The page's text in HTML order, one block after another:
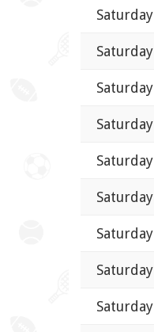
Saturday
Saturday
Saturday
Saturday
Saturday
Saturday
Saturday
Saturday
Saturday